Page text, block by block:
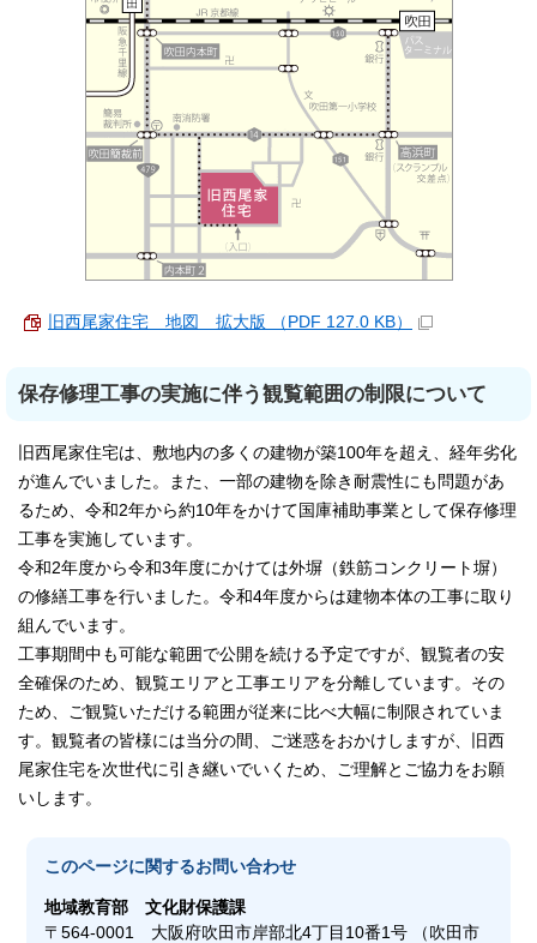
旧西尾家住宅 地図 拡大版 （PDF 127.0 KB）
保存修理工事の実施に伴う観覧範囲の制限について
旧西尾家住宅は、敷地内の多くの建物が築100年を超え、経年劣化
が進んでいました。また、一部の建物を除き耐震性にも問題があ
るため、令和2年から約10年をかけて国庫補助事業として保存修理
工事を実施しています。
令和2年度から令和3年度にかけては外塀（鉄筋コンクリート塀）
の修繕工事を行いました。令和4年度からは建物本体の工事に取り
組んでいます。
工事期間中も可能な範囲で公開を続ける予定ですが、観覧者の安
全確保のため、観覧エリアと工事エリアを分離しています。その
ため、ご観覧いただける範囲が従来に比べ大幅に制限されていま
す。観覧者の皆様には当分の間、ご迷惑をおかけしますが、旧西
尾家住宅を次世代に引き継いでいくため、ご理解とご協力をお願
いします。
このページに関するお問い合わせ
地域教育部文化財保護課
〒564-0001 大阪府吹田市岸部北4丁目10番1号 （吹田市